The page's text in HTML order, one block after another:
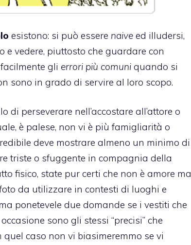
esistono: si può essere naive ed illudersi,
e vedere, piuttosto che guardare con
gli errori più comuni quando si
sono in grado di servire al loro scopo.
di perseverare nell’accostare all’attore o
è palese, non vi è più famigliarità o
deve mostrare almeno un minimo di
triste o sfuggente in compagnia della
fisico, state pur certi che non è amore ma
da utilizzare in contesti di luoghi e
ponetevele due domande se i vestiti che
sono gli stessi “precisi” che
caso non vi biasimeremmo se vi